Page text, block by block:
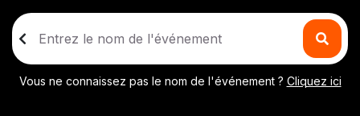
Vous ne connaissez pas le nom de l'événement ? Cliquez ici